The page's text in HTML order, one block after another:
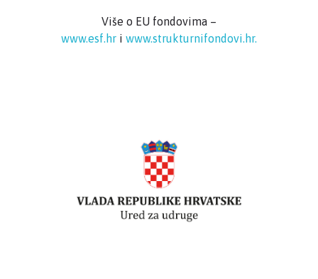
Više o EU fondovima –
www.esf.hr i www.strukturnifondovi.hr.